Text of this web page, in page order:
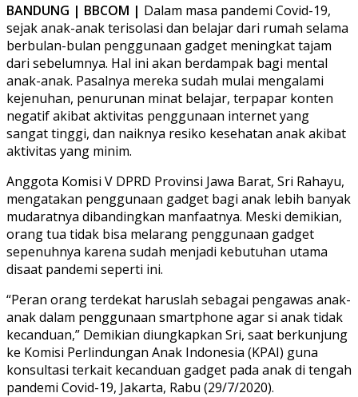
BANDUNG | BBCOM | Dalam masa pandemi Covid-19,
sejak anak-anak terisolasi dan belajar dari rumah selama
berbulan-bulan penggunaan gadget meningkat tajam
dari sebelumnya. Hal ini akan berdampak bagi mental
anak-anak. Pasalnya mereka sudah mulai mengalami
kejenuhan, penurunan minat belajar, terpapar konten
negatif akibat aktivitas penggunaan internet yang
sangat tinggi, dan naiknya resiko kesehatan anak akibat
aktivitas yang minim.
Anggota Komisi V DPRD Provinsi Jawa Barat, Sri Rahayu,
mengatakan penggunaan gadget bagi anak lebih banyak
mudaratnya dibandingkan manfaatnya. Meski demikian,
orang tua tidak bisa melarang penggunaan gadget
sepenuhnya karena sudah menjadi kebutuhan utama
disaat pandemi seperti ini.
“Peran orang terdekat haruslah sebagai pengawas anak-
anak dalam penggunaan smartphone agar si anak tidak
kecanduan,” Demikian diungkapkan Sri, saat berkunjung
ke Komisi Perlindungan Anak Indonesia (KPAI) guna
konsultasi terkait kecanduan gadget pada anak di tengah
pandemi Covid-19, Jakarta, Rabu (29/7/2020).